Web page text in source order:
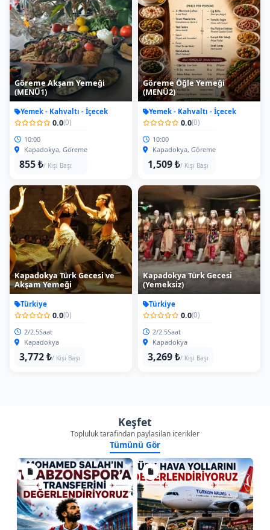
Göreme Akşam Yemeği
(MENÜ1)
Yemek - Kahvaltı - İçecek
0.0(0)
10:00
Kapadokya, Göreme
855 ₺/ Kişi Başı
Göreme Öğle Yemeği
(MENÜ2)
Yemek - Kahvaltı - İçecek
0.0(0)
10:00
Kapadokya, Göreme
1,509 ₺/ Kişi Başı
Kapadokya Türk Gecesi ve
Akşam Yemeği
Türkiye
0.0(0)
2/2.5Saat
Kapadokya
3,772 ₺/ Kişi Başı
Kapadokya Türk Gecesi
(Yemeksiz)
Türkiye
0.0(0)
2/2.5Saat
Kapadokya
3,269 ₺/ Kişi Başı
Keşfet
Topluluk tarafindan paylasilan icerikler
Tümünü Gör